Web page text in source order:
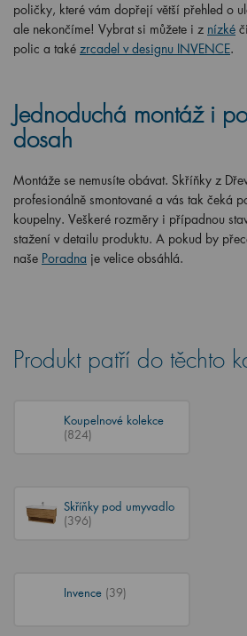
poličky, které vám dopřejí větší přehled o
ale nekončíme! Vybrat si můžete i z nízké či
polic a také zrcadel v designu INVENCE.
Jednoduchá montáž i
dosah
Montáže se nemusíte obávat. Skříňky z
profesionálně smontované a vás tak čeká
koupelny. Veškeré rozměry i případnou
stažení v detailu produktu. A pokud by
naše Poradna je velice obsáhlá.
Produkt patří do těchto
Koupelnové kolekce
(824)
Skříňky pod umyvadlo
(396)
Invence (39)